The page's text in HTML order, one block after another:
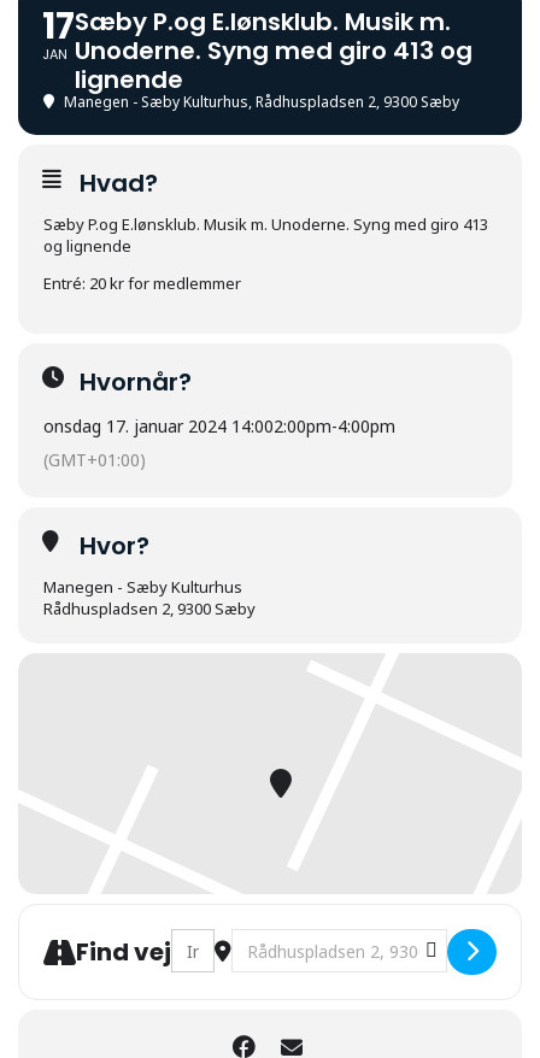
17
JAN
Sæby P.og E.lønsklub. Musik m.
Unoderne. Syng med giro 413 og
lignende
Manegen - Sæby Kulturhus, Rådhuspladsen 2, 9300 Sæby
Hvad?
Sæby P.og E.lønsklub. Musik m. Unoderne. Syng med giro 413
og lignende
Entré: 20 kr for medlemmer
Hvornår?
onsdag 17. januar 2024 14:002:00pm-4:00pm
(GMT+01:00)
Hvor?
Manegen - Sæby Kulturhus
Rådhuspladsen 2, 9300 Sæby
Find vej Address - Sæby P.og E.lønsklub. Musik
Destination Address - Sæby P.og